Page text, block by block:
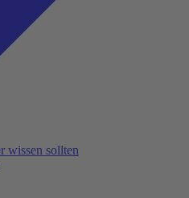
wissen sollten